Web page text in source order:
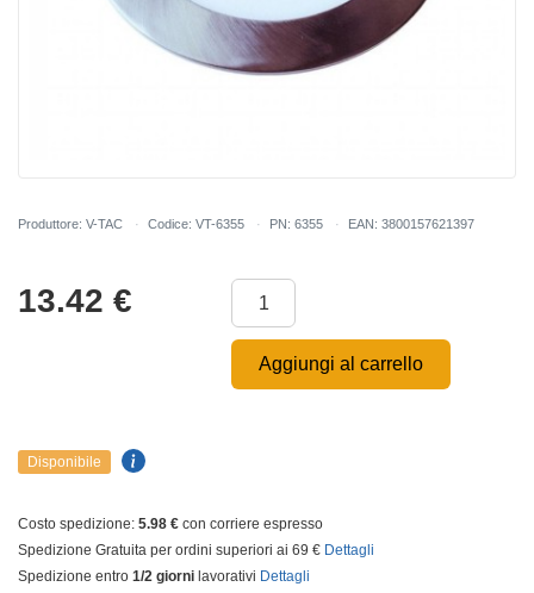
Produttore: V-TAC Codice: VT-6355 PN: 6355 EAN: 3800157621397
13.42 €
Aggiungi al carrello
Disponibile
Costo spedizione: 5.98 € con corriere espresso
Spedizione Gratuita per ordini superiori ai 69 € Dettagli
Spedizione entro 1/2 giorni lavorativi Dettagli